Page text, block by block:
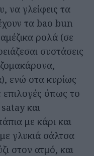
να γλείφεις τα
τα bao bun
ρολά (σε
συστάσεις
ενώ στα κυρίως
επιλογές όπως το
και
με κάρι και
γλυκιά σάλτσα
στον ατμό, και